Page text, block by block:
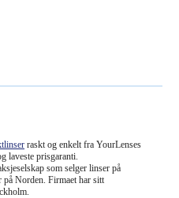
raskt og enkelt fra YourLenses
laveste prisgaranti.
som selger linser på
på Norden. Firmaet har sitt